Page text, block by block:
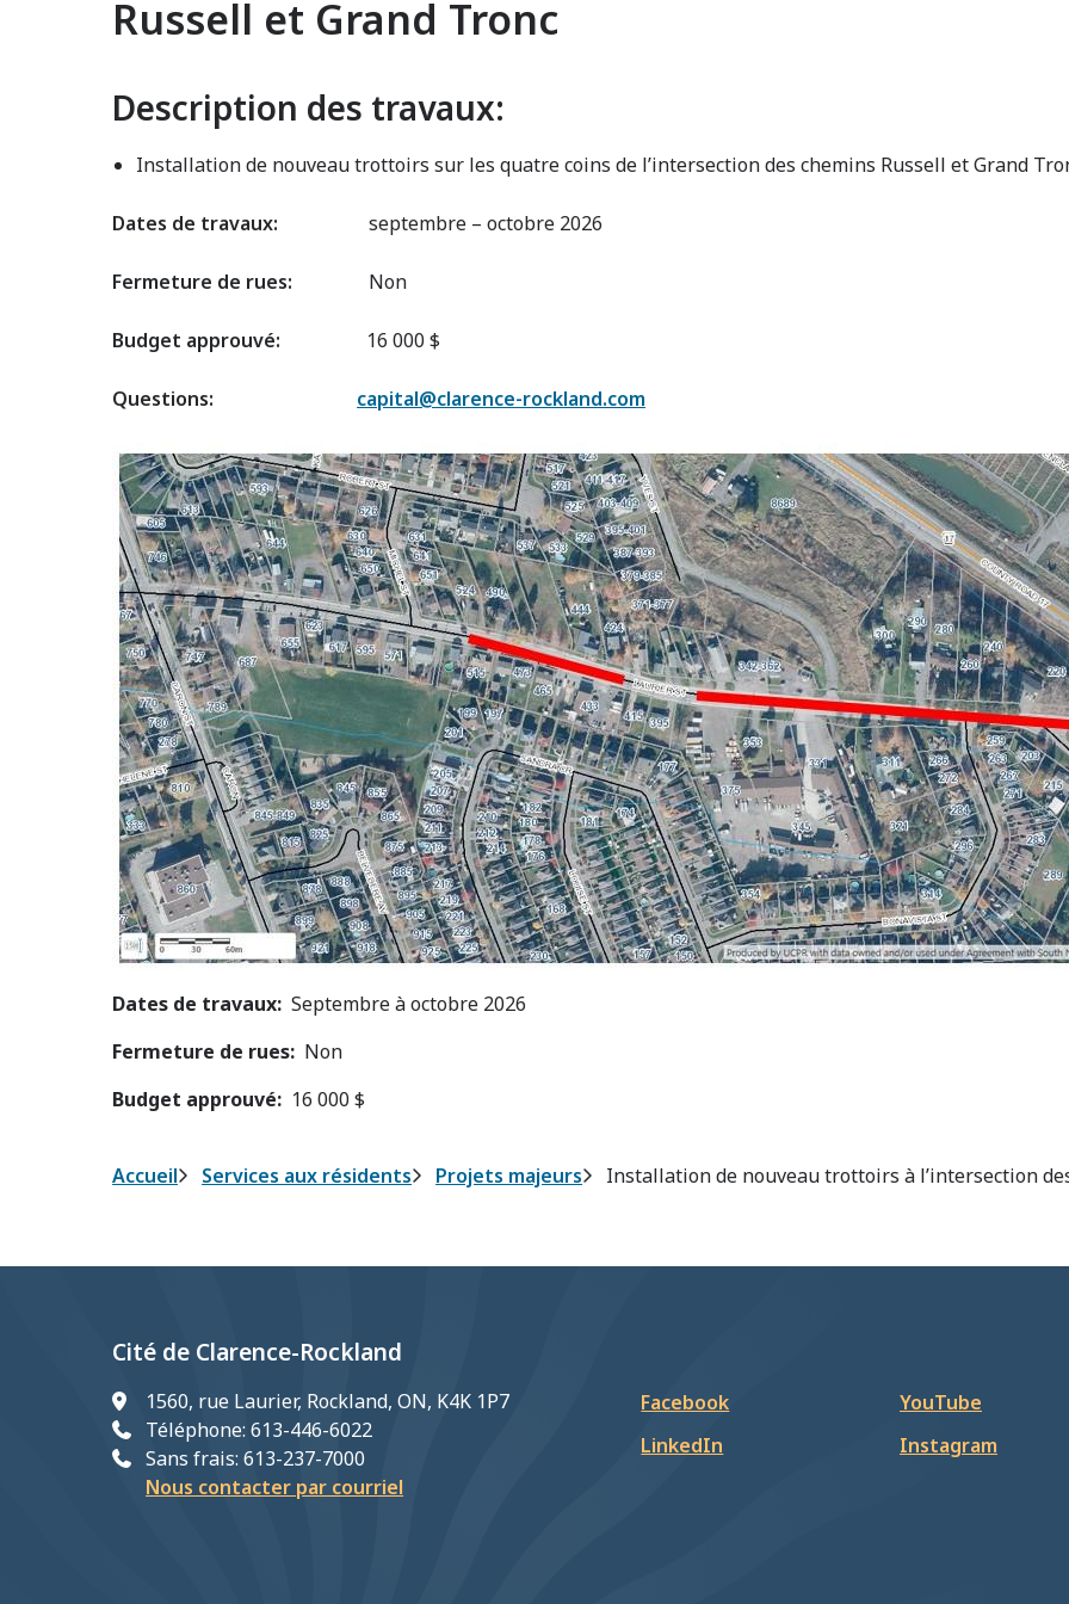
Russell et Grand Tronc
Description des travaux:
Installation de nouveau trottoirs sur les quatre coins de l’intersection des chemins Russell et Grand
Dates de travaux: septembre – octobre 2026
Fermeture de rues: Non
Budget approuvé: 16 000 $
Questions: capital@clarence-rockland.com
Image
Dates de travaux Septembre à octobre 2026
Fermeture de rues Non
Budget approuvé
16 000 $
Fil
Accueil Services aux résidents Projets majeurs Installation de nouveau trottoirs à l’intersection
Cité de Clarence-Rockland
1560, rue Laurier, Rockland, ON, K4K 1P7
Téléphone: 613-446-6022
Sans frais: 613-237-7000
Nous contacter par courriel
Facebook
YouTube
LinkedIn
Instagram